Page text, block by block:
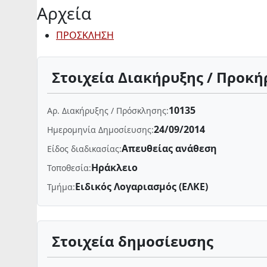
Αρχεία
ΠΡΟΣΚΛΗΣΗ
Στοιχεία Διακήρυξης /
Αρ. Διακήρυξης / Πρόσκλησης:10135
Ημερομηνία Δημοσίευσης:24/09/2014
Είδος διαδικασίας:Απευθείας ανάθεση
Τοποθεσία:Ηράκλειο
Τμήμα:Ειδικός Λογαριασμός (ΕΛΚΕ)
Στοιχεία δημοσίευσης